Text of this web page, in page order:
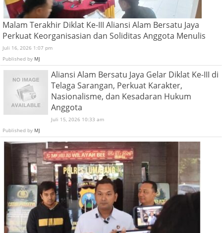
Malam Terakhir Diklat Ke-III Aliansi Alam Bersatu Jaya
Perkuat Keorganisasian dan Soliditas Anggota Menulis
Juli 16, 2026 1:07 pm
Published by MJ
Aliansi Alam Bersatu Jaya Gelar Diklat Ke-III di
Telaga Sarangan, Perkuat Karakter,
Nasionalisme, dan Kesadaran Hukum
Anggota
Juli 15, 2026 10:33 am
Published by MJ